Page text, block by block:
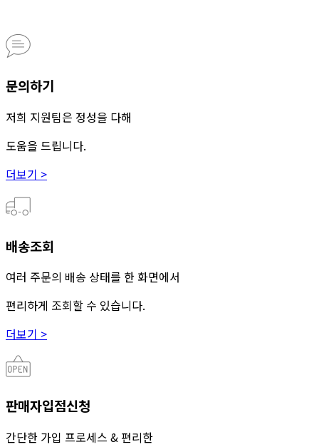
문의하기
저희 지원팀은 정성을 다해
도움을 드립니다.
더보기 >
배송조회
여러 주문의 배송 상태를 한 화면에서
편리하게 조회할 수 있습니다.
더보기 >
판매자입점신청
간단한 가입 프로세스 & 편리한